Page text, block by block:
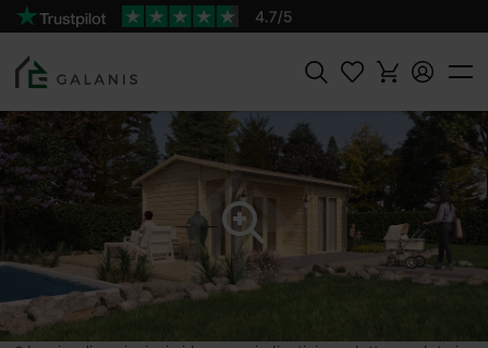
Cercare
Prodotto:
Rosa Pareti da 44 mm
7300 €
e
e
metri
C’è